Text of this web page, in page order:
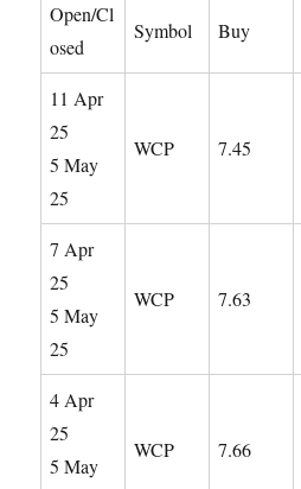
Open/Cl
osed
Symbol Buy
11 Apr
25
5 May
25
WCP 7.45
7 Apr
25
5 May
25
WCP 7.63
4 Apr
25
5 May
WCP 7.66